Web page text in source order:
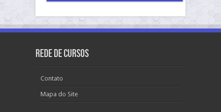
Rede de Cursos
Contato
Mapa do Site